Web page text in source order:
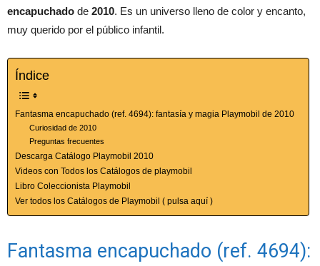
encapuchado de 2010. Es un universo lleno de color y encanto,
muy querido por el público infantil.
Índice
Fantasma encapuchado (ref. 4694): fantasía y magia Playmobil de 2010
Curiosidad de 2010
Preguntas frecuentes
Descarga Catálogo Playmobil 2010
Videos con Todos los Catálogos de playmobil
Libro Coleccionista Playmobil
Ver todos los Catálogos de Playmobil ( pulsa aquí )
Fantasma encapuchado (ref. 4694):